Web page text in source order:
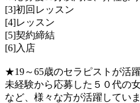
[3]初回レッスン
[4]レッスン
[5]契約締結
[6]入店
★19～65歳のセラピストが活
未経験から応募した５０代の
など、様々な方が活躍してい